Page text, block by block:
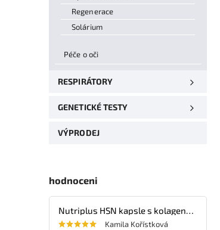
Regenerace
Solárium
Péče o oči
RESPIRÁTORY
GENETICKÉ TESTY
VÝPRODEJ
hodnoceni
Kamila Kořístková